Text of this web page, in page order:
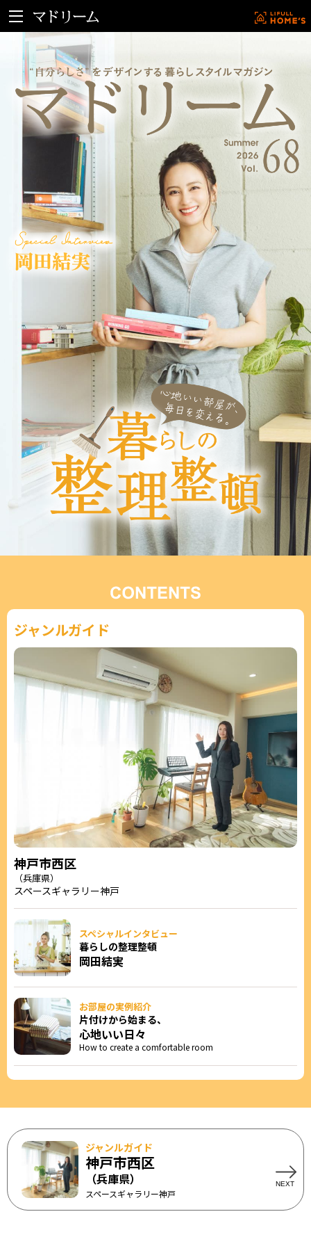
ジャンルガイド
神戸市西区
（兵庫県）
スペースギャラリー神戸
スペシャルインタビュー
暮らしの整理整頓
岡田結実
お部屋の実例紹介
片付けから始まる、
心地いい日々
How to create a comfortable room
ジャンルガイド
神戸市西区
（兵庫県）
スペースギャラリー神戸